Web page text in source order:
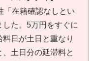
「在籍確認なしとい
た。5万円をすぐに
日が土日と重なり
土日分の延滞料と